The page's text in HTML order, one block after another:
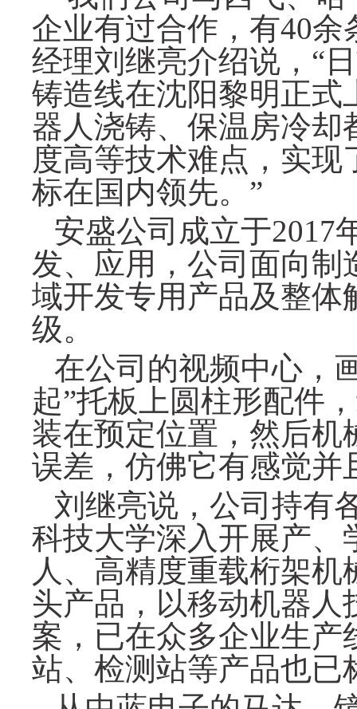
企业有过合作，有40
经理刘继亮介绍说，“
铸造线在沈阳黎明正式
器人浇铸、保温房冷却
度高等技术难点，实
标在国内领先。”
安盛公司成立于2017
发、应用，公司面向制
域开发专用产品及整体
级。
在公司的视频中心，
起”托板上圆柱形配件
装在预定位置，然后机
误差，仿佛它有感觉并
刘继亮说，公司持有
科技大学深入开展产、
人、高精度重载桁架
头产品，以移动机器
案，已在众多企业生产
站、检测站等产品也已